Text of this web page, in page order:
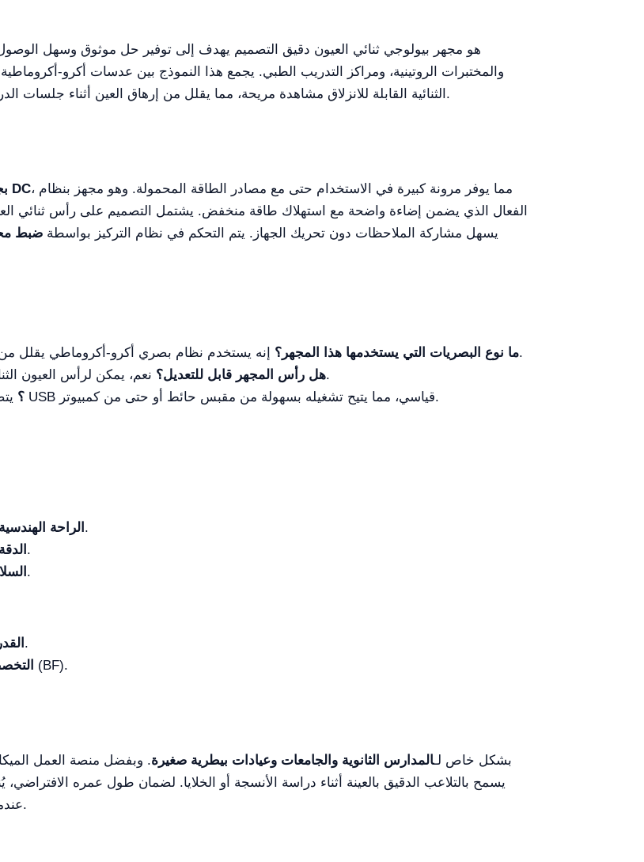
والمختبرات الروتينية، ومراكز التدريب الطبي. يجمع هذا النموذج بين عدسات أكرو-
الثنائية القابلة للانزلاق مشاهدة مريحة، مما يقلل من إرهاق العين أثناء جلسات الدراسة الطويلة، ويجعله الأداة المثالية للطلاب وفنيي المختبر.
مزود الطاقة USB بجهد DC، مما يوفر مرونة كبيرة في الاستخدام حتى مع مصادر الطاقة المحمولة. وهو مجهز بنظام
يسهل مشاركة الملاحظات دون تحريك الجهاز. يتم التحكم في نظام التركيز بواسطة ضبط
ما نوع البصريات التي يستخدمها هذا المجهر؟إنه يستخدم نظام بصري أكرو-أكروماطي يقلل من الانحراف اللوني للحصول على صور واضحة ودقيقة.
هل رأس المجهر قابل للتعديل؟نعم، يمكن لرأس العيون الثنائي الدوران بزاوية 360 درجة لصالح راحة المستخدم.
كيف يعمل مصدر الطاقة USB؟
يتصل المجهر عبر محول USB قياسي، مما يتيح تشغيله بسهولة من مقبس حائط أو حتى من كمبيوتر.
الراحة الهندسية : رأس مائل بزاوية 30° من أجل وضعية عمل طبيعية.
الدقة : تركيز دقيق عالي بفضل النظام المحوري المشترك.
: يتضمن مسمار حد آمن لحماية الشرائح والعينات.
: منفذ العدسات محدودة بثلاث عدسات (3 فتحات).
: مصمم بشكل أساسي لبصريات المجال المشرق (BF).
يُنصح باستخدام مجهر YR06685 بشكل خاص لـالمدارس الثانوية والجامعات وعيادات بيطرية صغيرة. وبفضل منصة العمل
يسمح بالتلاعب الدقيق بالعينة أثناء دراسة الأنسجة أو الخلايا. لضمان طول عمره
استخدام وفصل محول USB عندما لا يكون الجهاز قيد التشغيل.